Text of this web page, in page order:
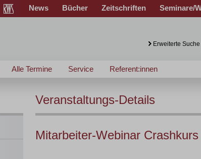
News Bücher Zeitschriften Seminare/
Erweiterte Suche
Alle Termine Service Referent:innen
Veranstaltungs-Details
Mitarbeiter-Webinar